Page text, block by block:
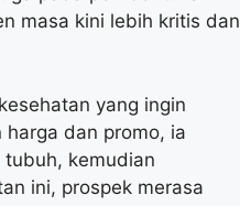
masa kini lebih kritis dan
yang ingin
dan promo, ia
kemudian
ini, prospek merasa